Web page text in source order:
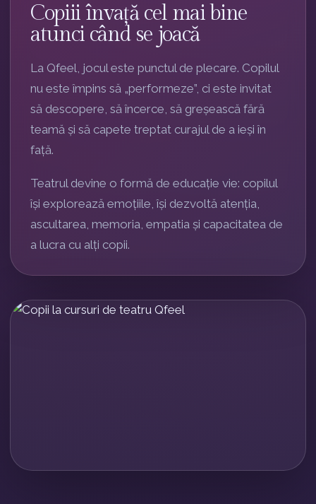
Copiii învață cel mai bine
atunci când se joacă
La Qfeel, jocul este punctul de plecare. Copilul
nu este împins să „performeze”, ci este invitat
să descopere, să încerce, să greșească fără
teamă și să capete treptat curajul de a ieși în
față.
Teatrul devine o formă de educație vie: copilul
își explorează emoțiile, își dezvoltă atenția,
ascultarea, memoria, empatia și capacitatea de
a lucra cu alți copii.